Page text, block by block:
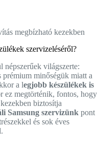
megbízható kezekben
szervizeléséről?
népszerűek világszerte:
minőségük miatt a
a legjobb készülékek is
ez megtörténik, fontos, hogy
biztosítja
Samsung szervizünk pont
és sok éves